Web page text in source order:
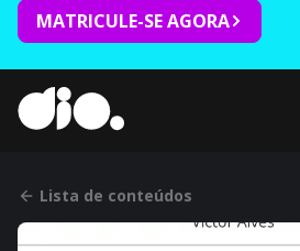
MATRICULE-SE AGORA
Lista de conteúdos